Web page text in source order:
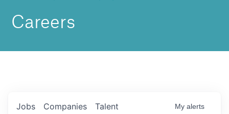
Careers
Jobs Companies Talent My alerts